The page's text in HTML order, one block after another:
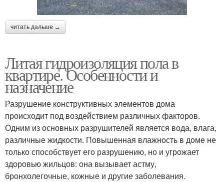
читать дальше →
Литая гидроизоляция пола в
квартире. Особенности и
назначение
Разрушение конструктивных элементов дома
происходит под воздействием различных факторов.
Одним из основных разрушителей является вода, влага,
различные жидкости. Повышенная влажность в доме не
только способствует его разрушению, но и угрожает
здоровью жильцов: она вызывает астму,
бронхолегочные, кожные и другие заболевания.